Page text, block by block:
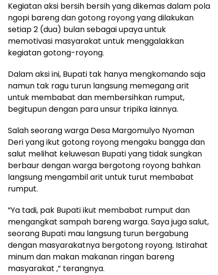
Kegiatan aksi bersih bersih yang dikemas dalam pola
ngopi bareng dan gotong royong yang dilakukan
setiap 2 (dua) bulan sebagai upaya untuk
memotivasi masyarakat untuk menggalakkan
kegiatan gotong-royong.
Dalam aksi ini, Bupati tak hanya mengkomando saja
namun tak ragu turun langsung memegang arit
untuk membabat dan membersihkan rumput,
begitupun dengan para unsur tripika lainnya.
Salah seorang warga Desa Margomulyo Nyoman
Deri yang ikut gotong royong mengaku bangga dan
salut melihat keluwesan Bupati yang tidak sungkan
berbaur dengan warga bergotong royong bahkan
langsung mengambil arit untuk turut membabat
rumput.
”Ya tadi, pak Bupati ikut membabat rumput dan
mengangkat sampah bareng warga. Saya juga salut,
seorang Bupati mau langsung turun bergabung
dengan masyarakatnya bergotong royong. Istirahat
minum dan makan makanan ringan bareng
masyarakat ,” terangnya.